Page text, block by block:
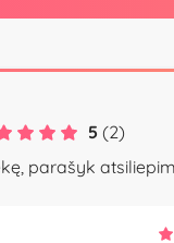
5 (2)
parašyk